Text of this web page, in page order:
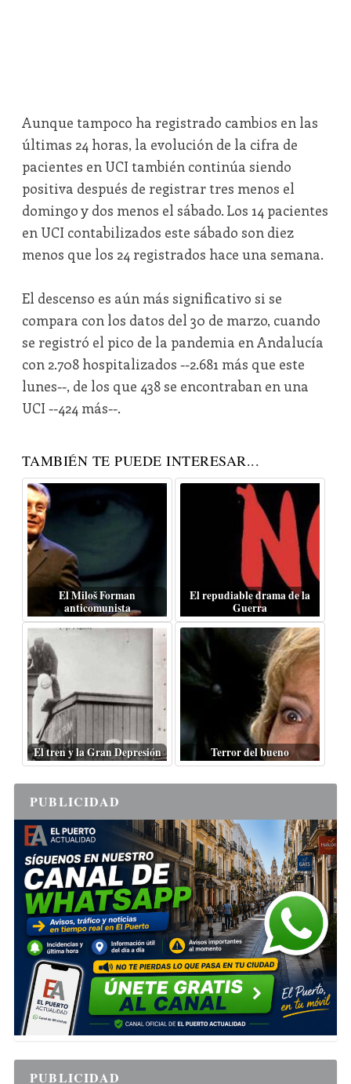
Aunque tampoco ha registrado cambios en las
últimas 24 horas, la evolución de la cifra de
pacientes en UCI también continúa siendo
positiva después de registrar tres menos el
domingo y dos menos el sábado. Los 14 pacientes
en UCI contabilizados este sábado son diez
menos que los 24 registrados hace una semana.
El descenso es aún más significativo si se
compara con los datos del 30 de marzo, cuando
se registró el pico de la pandemia en Andalucía
con 2.708 hospitalizados --2.681 más que este
lunes--, de los que 438 se encontraban en una
UCI --424 más--.
TAMBIÉN TE PUEDE INTERESAR...
El Miloš Forman
anticomunista
El repudiable drama de la
Guerra
El tren y la Gran Depresión Terror del bueno
PUBLICIDAD
PUBLICIDAD